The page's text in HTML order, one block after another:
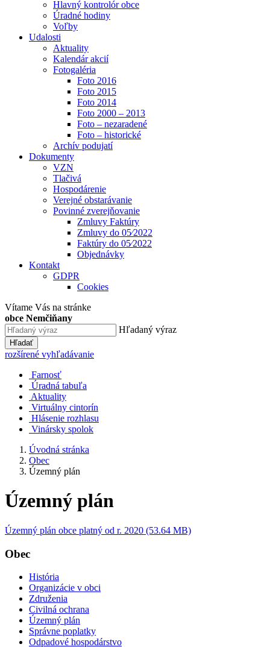
Hlavný kontrolór obce
Úradné hodiny
Voľby
Udalosti
Aktuality
Kalendár akcií
Fotogaléria
Foto 2016
Foto 2015
Foto 2014
Foto 2000 – 2013
Foto – nezaradené
Foto – historické
Archív podujatí
Dokumenty
VZN
Tlačivá
Hospodárenie
Verejné obstarávanie
Povinné zverejňovanie
Zmluvy Faktúry
Zmluvy do 05⁄2022
Faktúry do 05⁄2022
Objednávky
Kontakt
GDPR
Cookies
Vítame Vás na stránke
obce Nemčiňany
Hľadaný výraz
Hľadať
rozšírené vyhľadávanie
Farnosť
Úradná tabuľa
Aktuality
Virtuálny cintorín
Hlásenie rozhlasu
Vinársky spolok
Úvodná stránka
Obec
Územný plán
Územný plán
Územný plán obce platný od r. 2020 (53.64 MB)
Obec
História
Organizácie v obci
Združenia
Civilná ochrana
Územný plán
Správne poplatky
Odpadové hospodárstvo